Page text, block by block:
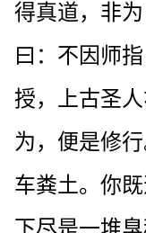
得真道，非
曰：不因师
授，上古圣
为，便是修
车粪土。你